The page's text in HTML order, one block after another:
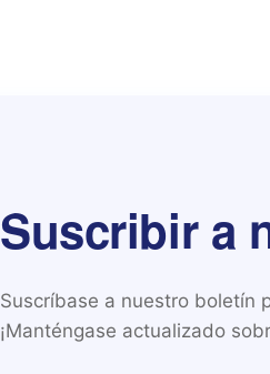
Suscribir a
Suscríbase a nuestro boletín
¡Manténgase actualizado